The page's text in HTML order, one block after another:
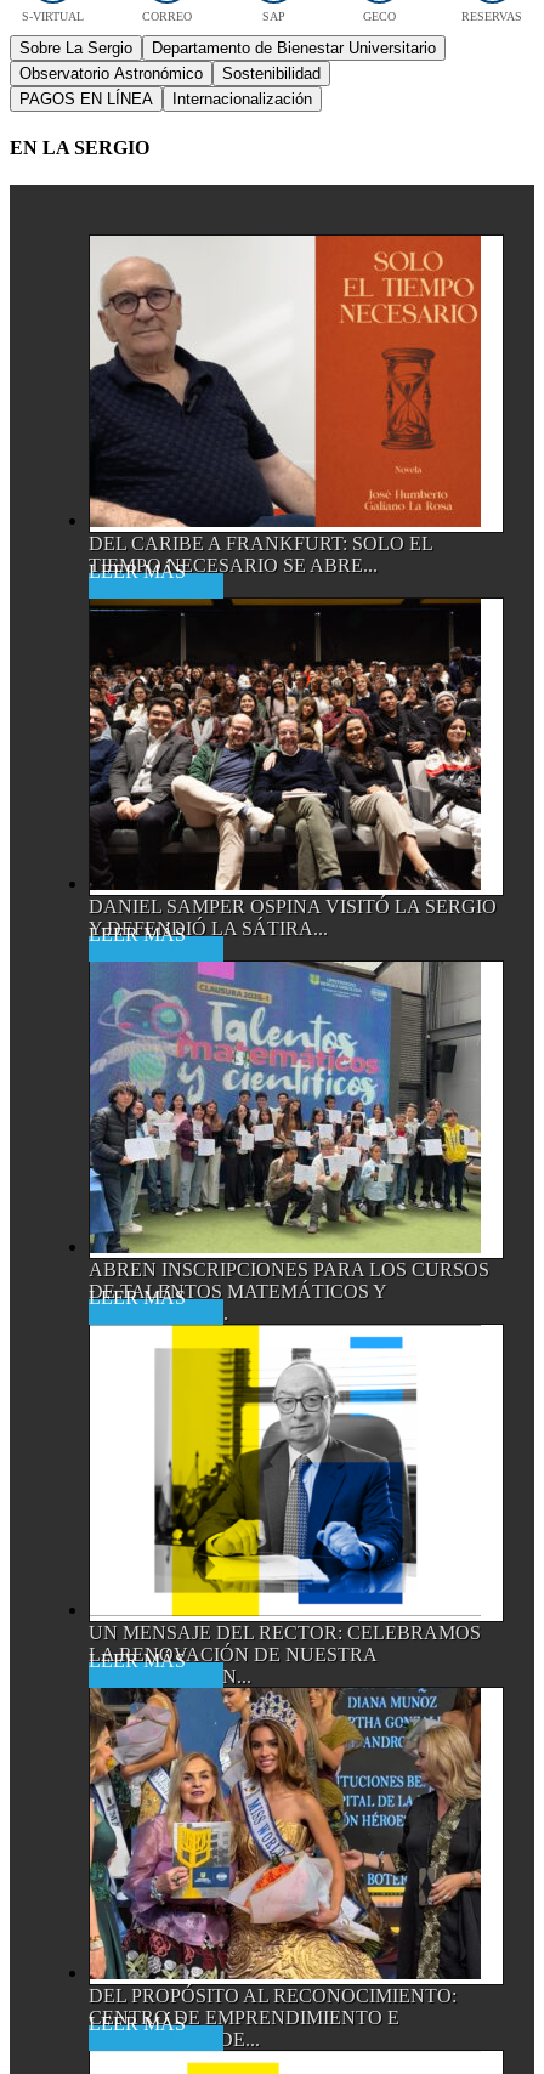
S-VIRTUAL CORREO SAP GECO RESERVAS
Sobre La Sergio
Departamento de Bienestar Universitario
Observatorio Astronómico
Sostenibilidad
PAGOS EN LÍNEA
Internacionalización
EN LA SERGIO
DEL CARIBE A FRANKFURT: SOLO EL
TIEMPO NECESARIO SE ABRE...
DANIEL SAMPER OSPINA VISITÓ LA SERGIO
Y DEFENDIÓ LA SÁTIRA...
ABREN INSCRIPCIONES PARA LOS CURSOS
DE TALENTOS MATEMÁTICOS Y
CIENTÍFICOS,...
UN MENSAJE DEL RECTOR: CELEBRAMOS
LA RENOVACIÓN DE NUESTRA
ACREDITACIÓN...
DEL PROPÓSITO AL RECONOCIMIENTO:
CENTRO DE EMPRENDIMIENTO E
INNOVACIÓN DE...